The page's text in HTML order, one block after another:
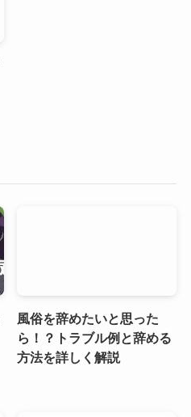
風俗を辞めたいと思った
ら！？トラブル例と辞める
方法を詳しく解説